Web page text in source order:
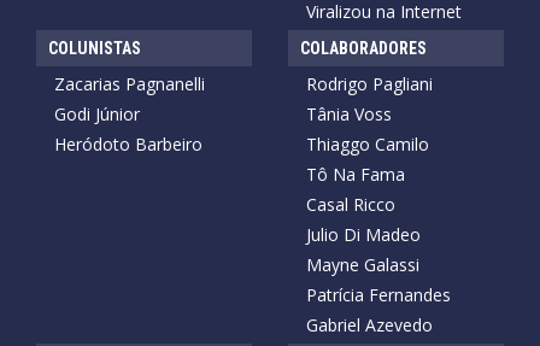
Viralizou na Internet
COLUNISTAS
Zacarias Pagnanelli
Godi Júnior
Heródoto Barbeiro
COLABORADORES
Rodrigo Pagliani
Tânia Voss
Thiaggo Camilo
Tô Na Fama
Casal Ricco
Julio Di Madeo
Mayne Galassi
Patrícia Fernandes
Gabriel Azevedo